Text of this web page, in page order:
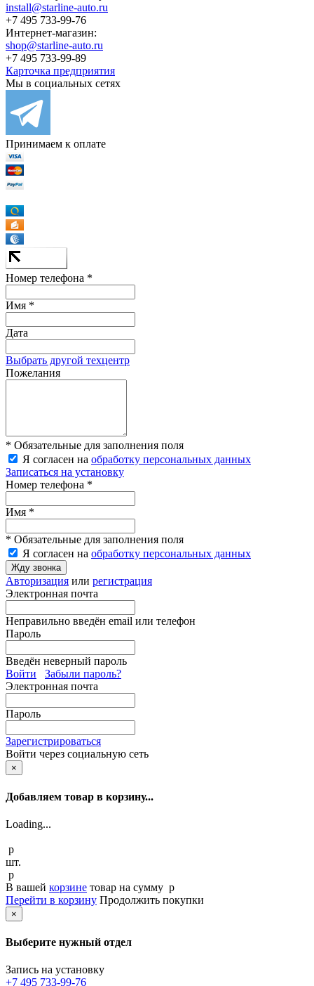
install@starline-auto.ru
+7 495 733-99-76
Интернет-магазин:
shop@starline-auto.ru
+7 495 733-99-89
Карточка предприятия
Мы в социальных сетях
Принимаем к оплате
Номер телефона *
Имя *
Дата
Выбрать другой техцентр
Пожелания
* Обязательные для заполнения поля
Я согласен на обработку персональных данных
Записаться на установку
Номер телефона *
Имя *
* Обязательные для заполнения поля
Я согласен на обработку персональных данных
Жду звонка
Авторизация или регистрация
Электронная почта
Неправильно введён email или телефон
Пароль
Введён неверный пароль
Войти
Забыли пароль?
Электронная почта
Пароль
Зарегистрироваться
Войти через социальную сеть
×
Добавляем товар в корзину...
Loading...
p
шт.
p
В вашей корзине товар на сумму p
Перейти в корзину Продолжить покупки
×
Выберите нужный отдел
Запись на установку
+7 495 733-99-76